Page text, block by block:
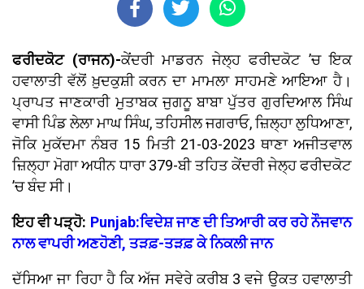
ਫਰੀਦਕੋਟ (ਰਾਜਨ)-ਕੇਂਦਰੀ ਮਾਡਰਨ ਜੇਲ੍ਹ ਫਰੀਦਕੋਟ ’ਚ ਇਕ
ਹਵਾਲਾਤੀ ਵੱਲੋਂ ਖ਼ੁਦਕੁਸ਼ੀ ਕਰਨ ਦਾ ਮਾਮਲਾ ਸਾਹਮਣੇ ਆਇਆ ਹੈ।
ਪ੍ਰਾਪਤ ਜਾਣਕਾਰੀ ਮੁਤਾਬਕ ਜੁਗਨੂ ਬਾਬਾ ਪੁੱਤਰ ਗੁਰਦਿਆਲ ਸਿੰਘ
ਵਾਸੀ ਪਿੰਡ ਲੇਲਾ ਮਾਘ ਸਿੰਘ, ਤਹਿਸੀਲ ਜਗਰਾਓ, ਜ਼ਿਲ੍ਹਾ ਲੁਧਿਆਣਾ,
ਜੋਕਿ ਮੁਕੱਦਮਾ ਨੰਬਰ 15 ਮਿਤੀ 21-03-2023 ਥਾਣਾ ਅਜੀਤਵਾਲ
ਜ਼ਿਲ੍ਹਾ ਮੋਗਾ ਅਧੀਨ ਧਾਰਾ 379-ਬੀ ਤਹਿਤ ਕੇਂਦਰੀ ਜੇਲ੍ਹ ਫਰੀਦਕੋਟ
’ਚ ਬੰਦ ਸੀ।
ਇਹ ਵੀ ਪੜ੍ਹੋ: Punjab:ਵਿਦੇਸ਼ ਜਾਣ ਦੀ ਤਿਆਰੀ ਕਰ ਰਹੇ ਨੌਜਵਾਨ
ਨਾਲ ਵਾਪਰੀ ਅਣਹੋਣੀ, ਤੜਫ਼-ਤੜਫ਼ ਕੇ ਨਿਕਲੀ ਜਾਨ
ਦੱਸਿਆ ਜਾ ਰਿਹਾ ਹੈ ਕਿ ਅੱਜ ਸਵੇਰੇ ਕਰੀਬ 3 ਵਜੇ ਉਕਤ ਹਵਾਲਾਤੀ